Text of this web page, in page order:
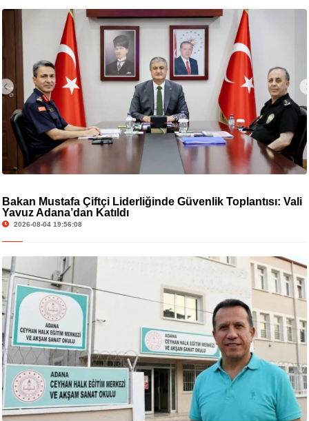
Bakan Mustafa Çiftçi Liderliğinde Güvenlik Toplantısı: Vali
Yavuz Adana’dan Katıldı
2026-08-04 19:56:08